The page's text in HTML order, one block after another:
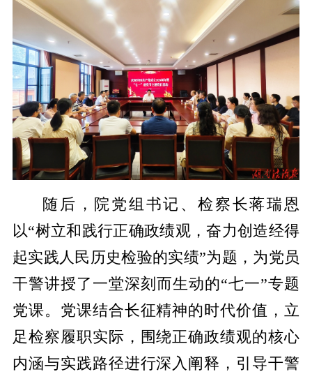
随后，院党组书记、检察长蒋瑞恩
以“树立和践行正确政绩观，奋力创造经得
起实践人民历史检验的实绩”为题，为党员
干警讲授了一堂深刻而生动的“七一”专题
党课。党课结合长征精神的时代价值，立
足检察履职实际，围绕正确政绩观的核心
内涵与实践路径进行深入阐释，引导干警